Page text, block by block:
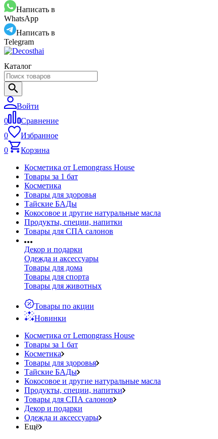
Написать в
WhatsApp
Написать в
Telegram
Каталог
Войти
0
Сравнение
0
Избранное
0
Корзина
Косметика от Lemongrass House
Товары за 1 бат
Косметика
Товары для здоровья
Тайские БАДы
Кокосовое и другие натуральные масла
Продукты, специи, напитки
Товары для СПА салонов
Декор и подарки
Одежда и аксессуары
Товары для дома
Товары для спорта
Товары для животных
Товары по акции
Новинки
Косметика от Lemongrass House
Товары за 1 бат
Косметика
Товары для здоровья
Тайские БАДы
Кокосовое и другие натуральные масла
Продукты, специи, напитки
Товары для СПА салонов
Декор и подарки
Одежда и аксессуары
Ещё